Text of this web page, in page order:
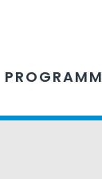
PROGRAMM